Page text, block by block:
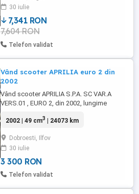
incalzite. Orice alte detalii le ofer celor
interesati, ca sa ...
30 iulie
7,341 RON
7,604 RON
Telefon validat
Vând scooter APRILIA euro 2 din
2002
Vând scooter APRILIA S.P.A. SC VAR.A
VERS.01 , EURO 2, din 2002, lungime
combustibil benzină ulei
2002 | 49 cm3 | 24073 km
Dobroesti, Ilfov
30 iulie
3 300 RON
Telefon validat